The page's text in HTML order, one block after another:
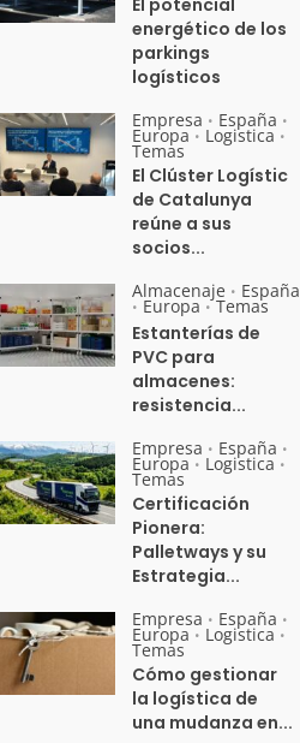
El potencial
energético de los
parkings
logísticos
Empresa • España •
Europa • Logistica •
Temas
El Clúster Logístic
de Catalunya
reúne a sus
socios...
Almacenaje • España
• Europa • Temas
Estanterías de
PVC para
almacenes:
resistencia...
Empresa • España •
Europa • Logistica •
Temas
Certificación
Pionera:
Palletways y su
Estrategia...
Empresa • España •
Europa • Logistica •
Temas
Cómo gestionar
la logística de
una mudanza en...